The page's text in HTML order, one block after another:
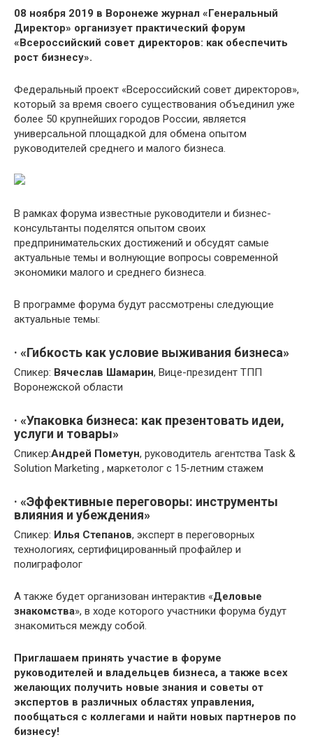
08 ноября 2019 в Воронеже журнал «Генеральный
Директор» организует практический форум
«Всероссийский совет директоров: как обеспечить
рост бизнесу».
Федеральный проект «Всероссийский совет директоров»,
который за время своего существования объединил уже
более 50 крупнейших городов России, является
универсальной площадкой для обмена опытом
руководителей среднего и малого бизнеса.
В рамках форума известные руководители и бизнес-
консультанты поделятся опытом своих
предпринимательских достижений и обсудят самые
актуальные темы и волнующие вопросы современной
экономики малого и среднего бизнеса.
В программе форума будут рассмотрены следующие
актуальные темы:
· «Гибкость как условие выживания бизнеса»
Спикер: Вячеслав Шамарин, Вице-президент ТПП
Воронежской области
· «Упаковка бизнеса: как презентовать идеи,
услуги и товары»
Спикер:Андрей Пометун, руководитель агентства Task &
Solution Marketing , маркетолог с 15-летним стажем
· «Эффективные переговоры: инструменты
влияния и убеждения​»
Спикер: Илья Степанов, эксперт в переговорных
технологиях, сертифицированный профайлер и
полиграфолог
А также будет организован интерактив «Деловые
знакомства», в ходе которого участники форума будут
знакомиться между собой.
Приглашаем принять участие в форуме
руководителей и владельцев бизнеса, а также всех
желающих получить новые знания и советы от
экспертов в различных областях управления,
пообщаться с коллегами и найти новых партнеров по
бизнесу!